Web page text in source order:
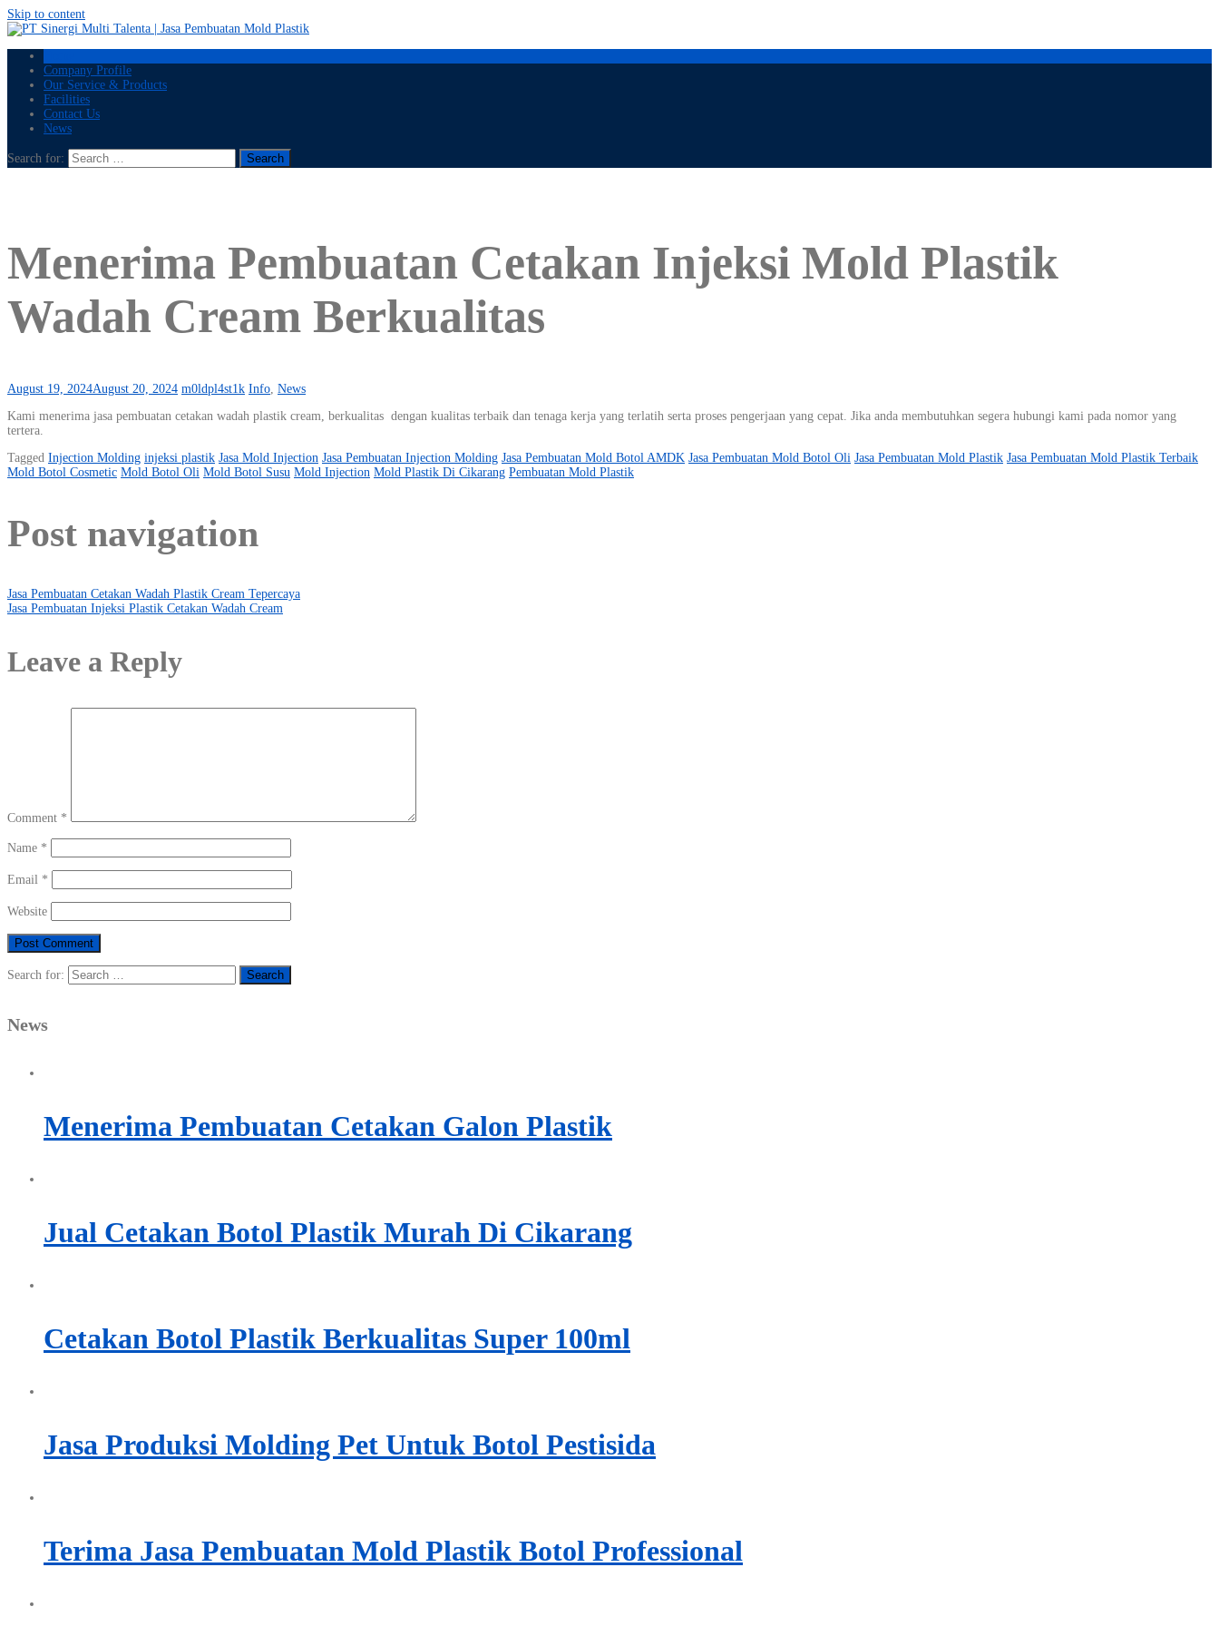
Skip to content
Company Profile
Our Service & Products
Facilities
Contact Us
News
Search for:
Menerima Pembuatan Cetakan Injeksi Mold Plastik
Wadah Cream Berkualitas
August 19, 2024August 20, 2024 m0ldpl4st1k Info, News
Kami menerima jasa pembuatan cetakan wadah plastik cream, berkualitas dengan kualitas terbaik dan tenaga kerja yang terlatih serta proses pengerjaan yang cepat. Jika anda membutuhkan segera hubungi kami pada nomor yang
tertera.
Tagged Injection Molding injeksi plastik Jasa Mold Injection Jasa Pembuatan Injection Molding Jasa Pembuatan Mold Botol AMDK Jasa Pembuatan Mold Botol Oli Jasa Pembuatan Mold Plastik Jasa Pembuatan Mold Plastik Terbaik
Mold Botol Cosmetic Mold Botol Oli Mold Botol Susu Mold Injection Mold Plastik Di Cikarang Pembuatan Mold Plastik
Post navigation
Jasa Pembuatan Cetakan Wadah Plastik Cream Tepercaya
Jasa Pembuatan Injeksi Plastik Cetakan Wadah Cream
Leave a Reply
Comment *
Name *
Email *
Website
Search for:
News
Menerima Pembuatan Cetakan Galon Plastik
Jual Cetakan Botol Plastik Murah Di Cikarang
Cetakan Botol Plastik Berkualitas Super 100ml
Jasa Produksi Molding Pet Untuk Botol Pestisida
Terima Jasa Pembuatan Mold Plastik Botol Professional